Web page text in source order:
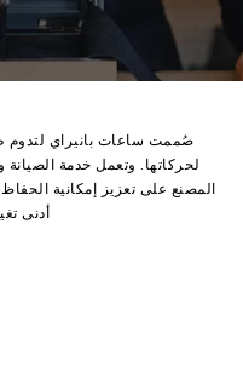
صُممت ساعات بانيراي لتدوم
لحركاتها. وتعمل خدمة
المصنع على تعزيز إمكانية
أدنى